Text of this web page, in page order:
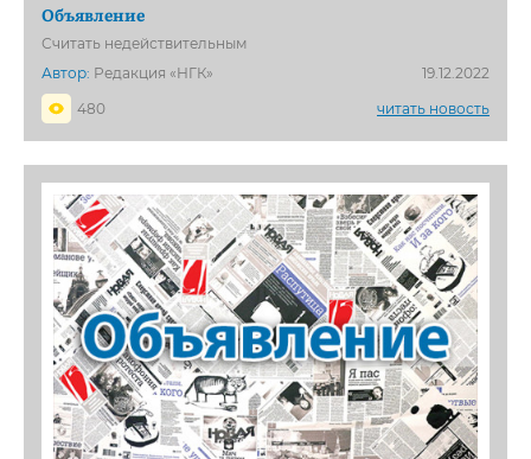
Объявление
Считать недействительным
Автор: Редакция «НГК»
19.12.2022
480
читать новость